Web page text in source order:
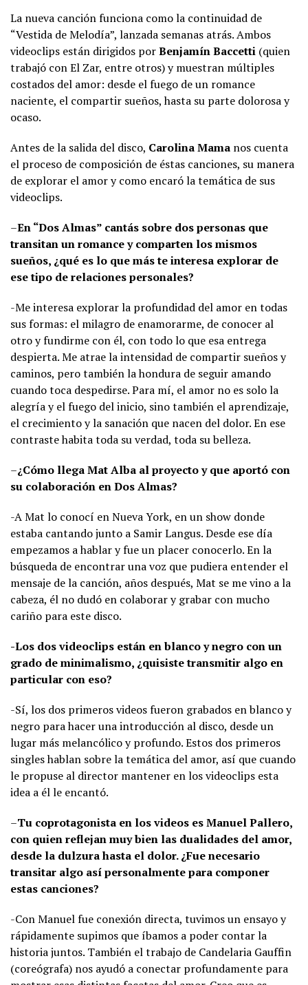
La nueva canción funciona como la continuidad de
“Vestida de Melodía”, lanzada semanas atrás. Ambos
videoclips están dirigidos porBenjamín Baccetti (quien
trabajó con El Zar, entre otros) y muestran múltiples
costados del amor: desde el fuego de un romance
naciente, el compartir sueños, hasta su parte dolorosa y
ocaso.
Antes de la salida del disco, Carolina Mama nos cuenta
el proceso de composición de éstas canciones, su manera
de explorar el amor y como encaró la temática de sus
videoclips.
–En “Dos Almas” cantás sobre dos personas que
transitan un romance y comparten los mismos
sueños, ¿qué es lo que más te interesa explorar de
ese tipo de relaciones personales?
-Me interesa explorar la profundidad del amor en todas
sus formas: el milagro de enamorarme, de conocer al
otro y fundirme con él, con todo lo que esa entrega
despierta. Me atrae la intensidad de compartir sueños y
caminos, pero también la hondura de seguir amando
cuando toca despedirse. Para mí, el amor no es solo la
alegría y el fuego del inicio, sino también el aprendizaje,
el crecimiento y la sanación que nacen del dolor. En ese
contraste habita toda su verdad, toda su belleza.
–¿Cómo llega Mat Alba al proyecto y que aportó con
su colaboración en Dos Almas?
-A Mat lo conocí en Nueva York, en un show donde
estaba cantando junto a Samir Langus. Desde ese día
empezamos a hablar y fue un placer conocerlo. En la
búsqueda de encontrar una voz que pudiera entender el
mensaje de la canción, años después, Mat se me vino a la
cabeza, él no dudó en colaborar y grabar con mucho
cariño para este disco.
-Los dos videoclips están en blanco y negro con un
grado de minimalismo, ¿quisiste transmitir algo en
particular con eso?
-Sí, los dos primeros videos fueron grabados en blanco y
negro para hacer una introducción al disco, desde un
lugar más melancólico y profundo. Estos dos primeros
singles hablan sobre la temática del amor, así que cuando
le propuse al director mantener en los videoclips esta
idea a él le encantó.
–Tu coprotagonista en los videos es Manuel Pallero,
con quien reflejan muy bien las dualidades del amor,
desde la dulzura hasta el dolor. ¿Fue necesario
transitar algo así personalmente para componer
estas canciones?
-Con Manuel fue conexión directa, tuvimos un ensayo y
rápidamente supimos que íbamos a poder contar la
historia juntos. También el trabajo de Candelaria Gauffin
(coreógrafa) nos ayudó a conectar profundamente para